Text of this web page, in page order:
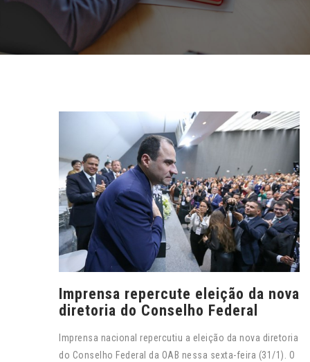
Imprensa repercute eleição da nova
diretoria do Conselho Federal
Imprensa nacional repercutiu a eleição da nova diretoria
do Conselho Federal da OAB nessa sexta-feira (31/1). O